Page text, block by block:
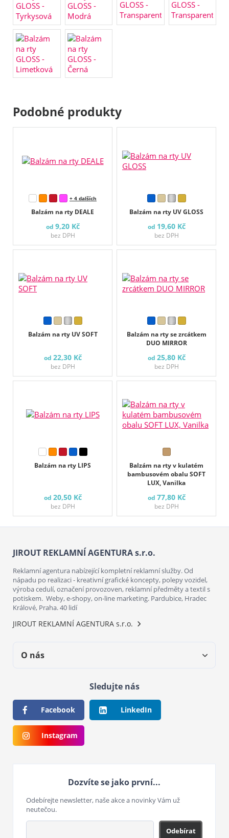
Podobné produkty
Balzám na rty DEALE
+ 4 dalších
od 9,20 Kč
bez DPH
Balzám na rty UV GLOSS
od 19,60 Kč
bez DPH
Balzám na rty UV SOFT
od 22,30 Kč
bez DPH
Balzám na rty se zrcátkem
DUO MIRROR
od 25,80 Kč
bez DPH
Balzám na rty LIPS
od 20,50 Kč
bez DPH
Balzám na rty v kulatém
bambusovém obalu SOFT
LUX, Vanilka
od 77,80 Kč
bez DPH
JIROUT REKLAMNÍ AGENTURA s.r.o.
Reklamní agentura nabízející kompletní reklamní služby. Od
nápadu po realizaci - kreativní grafické koncepty, polepy vozidel,
výroba cedulí, označení provozoven, reklamní předměty a textil s
potiskem. Weby, e-shopy, on-line marketing. Pardubice, Hradec
Králové, Praha. 40 lidí
JIROUT REKLAMNÍ AGENTURA s.r.o.
O nás
Sledujte nás
Facebook LinkedIn
Instagram
Dozvíte se jako první...
Odebírejte newsletter, naše akce a novinky Vám už
neutečou.
Odebírat